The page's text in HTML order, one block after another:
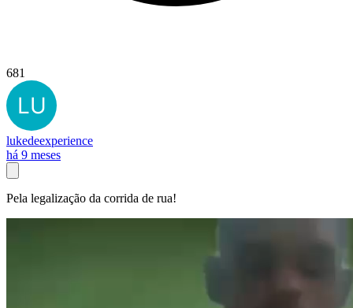
681
lukedeexperience
há 9 meses
Pela legalização da corrida de rua!